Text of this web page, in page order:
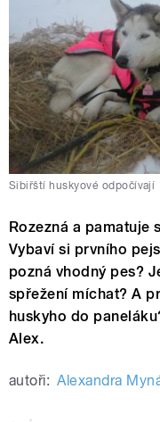
Sibiřští huskyové odpočívají
Rozezná a pamatuje
Vybaví si prvního
pozná vhodný pes?
spřežení míchat? A
huskyho do
Alex.
autoři: Alexandra